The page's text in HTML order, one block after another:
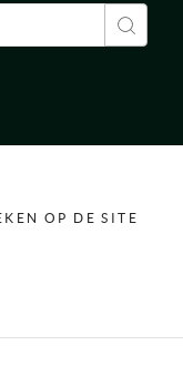
OP DE SITE